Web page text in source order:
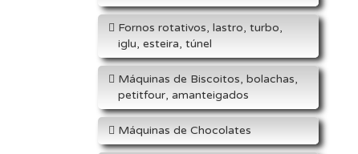
Fornos rotativos, lastro, turbo,
iglu, esteira, túnel
Máquinas de Biscoitos, bolachas,
petitfour, amanteigados
Máquinas de Chocolates